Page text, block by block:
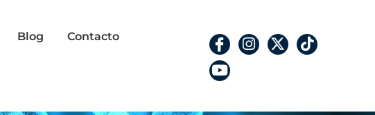
Blog Contacto